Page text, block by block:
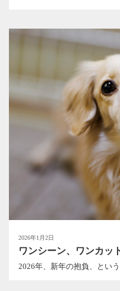
2026年1月2日
ワンシーン、ワンカッ
2026年、新年の抱負、とい